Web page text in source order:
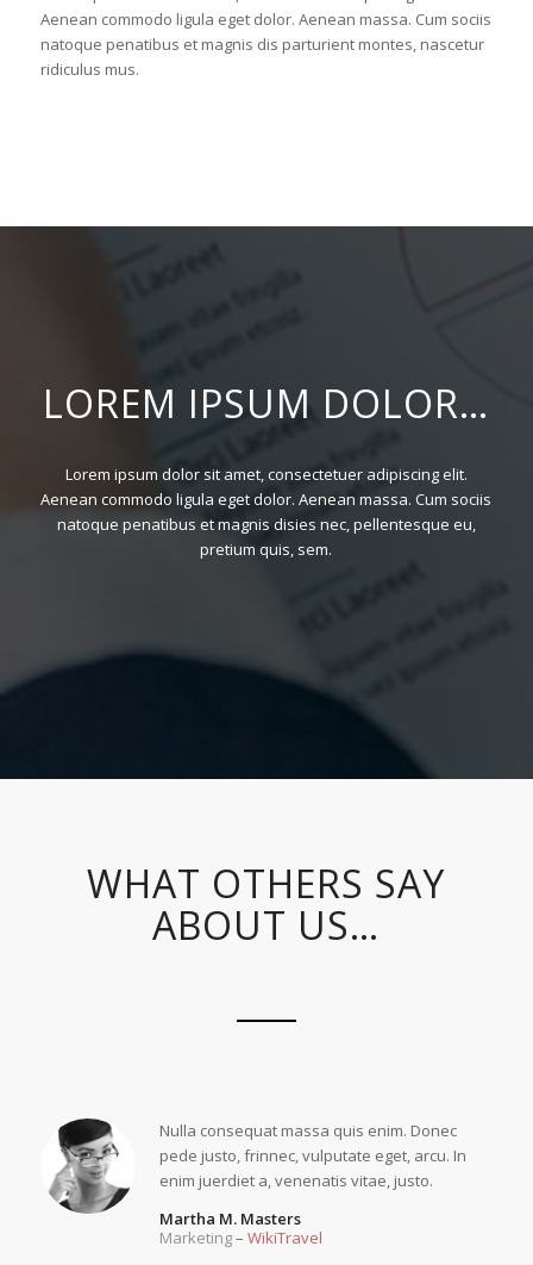
Aenean commodo ligula eget dolor. Aenean massa. Cum sociis
natoque penatibus et magnis dis parturient montes, nascetur
ridiculus mus.
LOREM IPSUM DOLOR…
Lorem ipsum dolor sit amet, consectetuer adipiscing elit.
Aenean commodo ligula eget dolor. Aenean massa. Cum sociis
natoque penatibus et magnis disies nec, pellentesque eu,
pretium quis, sem.
WHAT OTHERS SAY
ABOUT US…
Nulla consequat massa quis enim. Donec
pede justo, frinnec, vulputate eget, arcu. In
enim juerdiet a, venenatis vitae, justo.
Martha M. Masters
Marketing– WikiTravel